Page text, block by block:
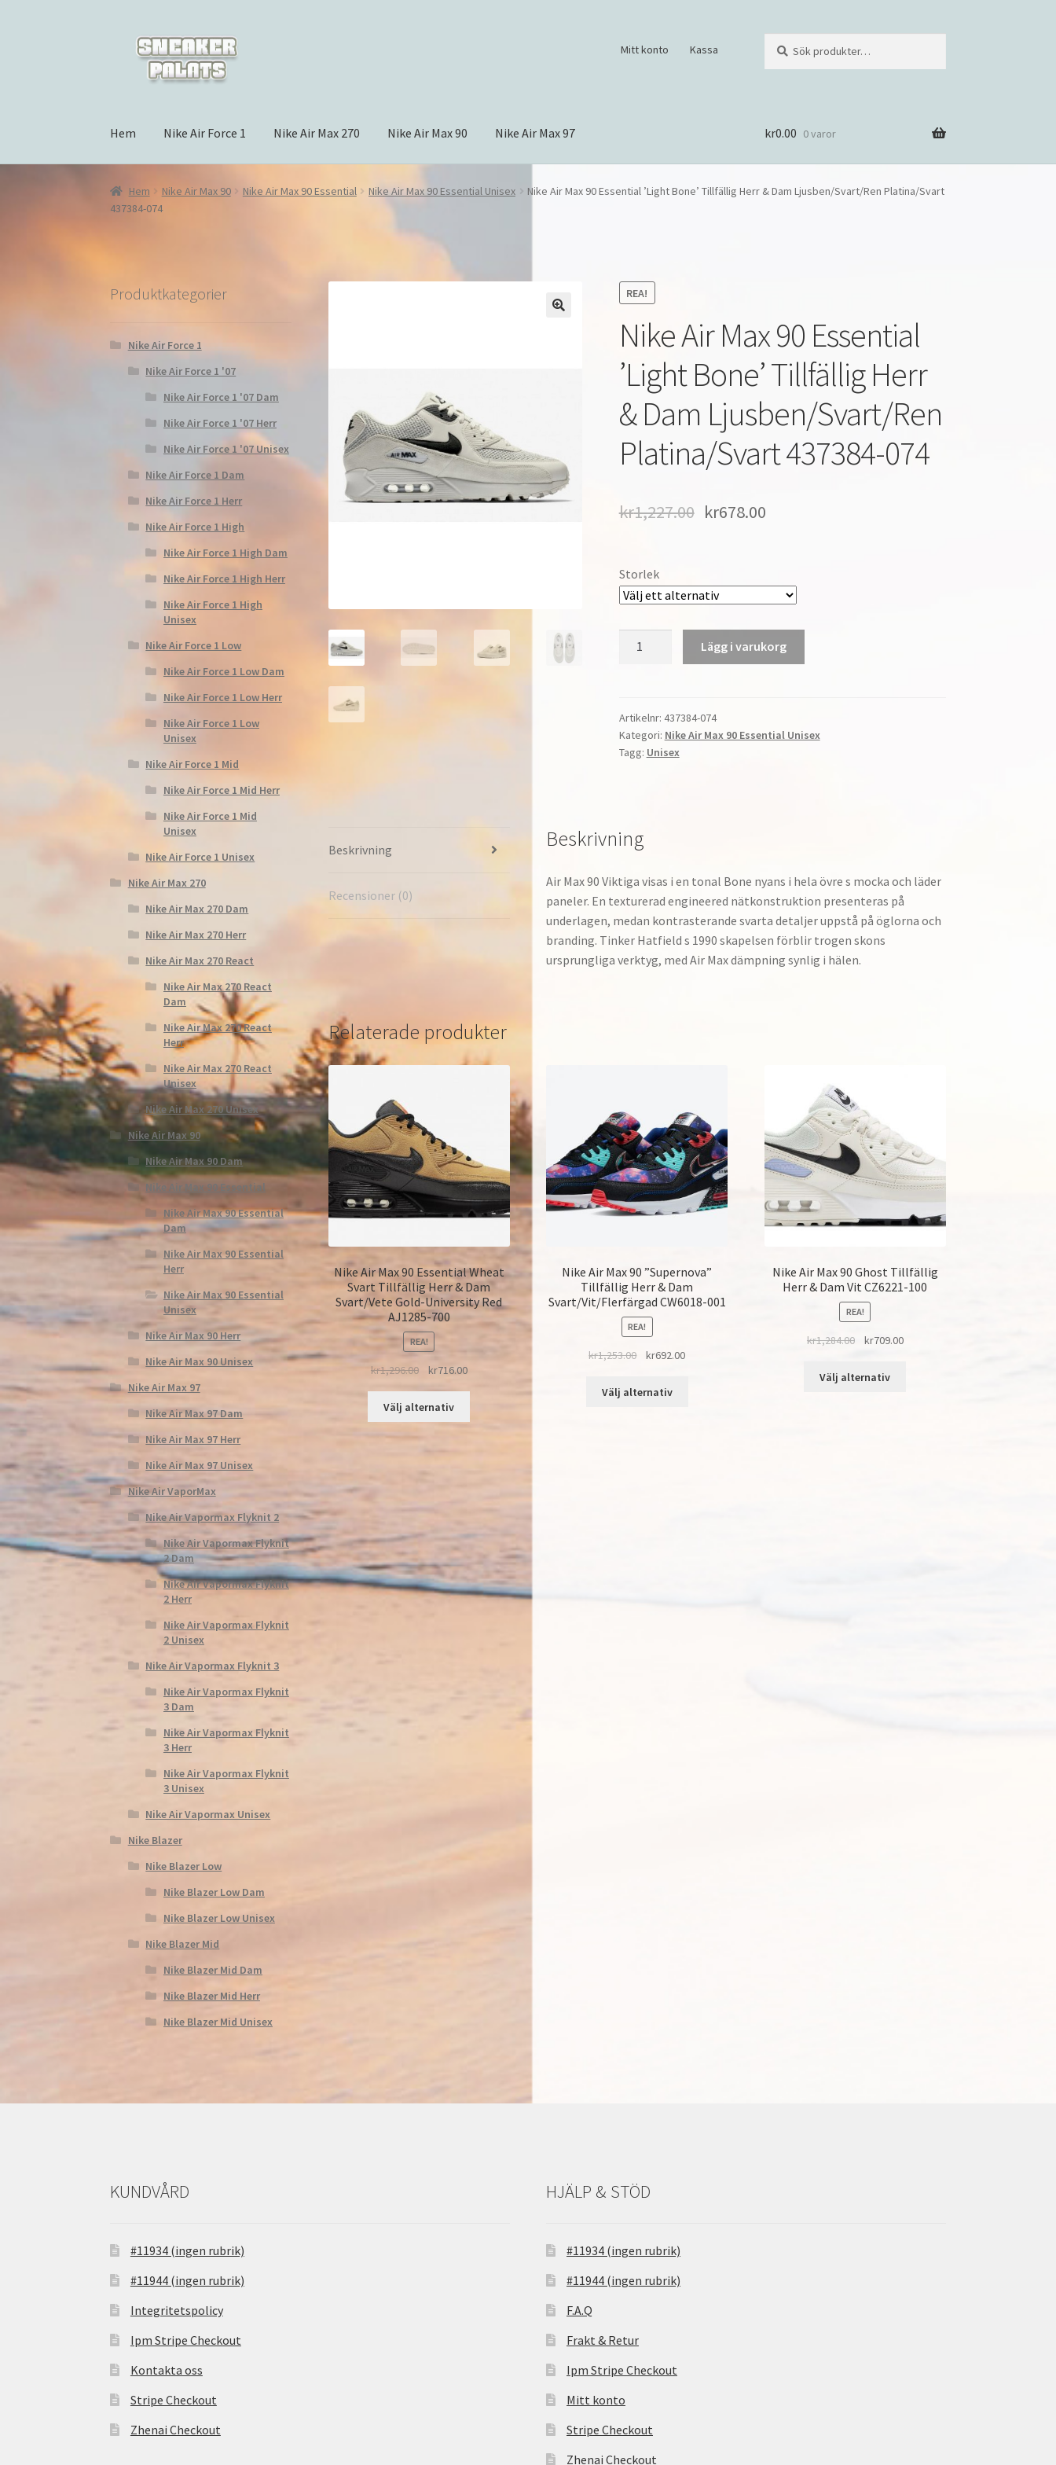
Hoppa
navigering
Hoppa
innehåll
Mitt konto Kassa
efter:
Hem Nike Air Force 1 Nike Air Max 270 Nike Air Max 90 Nike Air Max 97 kr0.00 0 varor
Hem Nike Air Max 90 Nike Air Max 90 Essential Nike Air Max 90 Essential Unisex
Nike Air Max 90 Essential ’Light Bone’ Tillfällig Herr & Dam Ljusben/Svart/Ren Platina/Svart
437384-074
REA!
Nike Air Max 90 Essential
’Light Bone’ Tillfällig Herr
& Dam Ljusben/Svart/Ren
Platina/Svart 437384-074
kr1,227.00 kr678.00
Storlek
Essential
'Light
Bone'
Dam
Ljusben/Svart/Ren
Platina/Svart
437384-
074
mängd
Lägg i varukorg
Artikelnr: 437384-074
Kategori: Nike Air Max 90 Essential Unisex
Tagg: Unisex
Beskrivning
Recensioner (0)
Beskrivning
Air Max 90 Viktiga visas i en tonal Bone nyans i hela övre s mocka och läder
paneler. En texturerad engineered nätkonstruktion presenteras på
underlagen, medan kontrasterande svarta detaljer uppstå på öglorna och
branding. Tinker Hatfield s 1990 skapelsen förblir trogen skons
ursprungliga verktyg, med Air Max dämpning synlig i hälen.
Relaterade produkter
Nike Air Max 90 Essential Wheat
Svart Tillfällig Herr & Dam
Svart/Vete Gold-University Red
AJ1285-700
REA!
kr1,296.00 kr716.00
Välj alternativ
Nike Air Max 90 ”Supernova”
Tillfällig Herr & Dam
Svart/Vit/Flerfärgad CW6018-001
REA!
kr1,253.00 kr692.00
Välj alternativ
Nike Air Max 90 Ghost Tillfällig
Herr & Dam Vit CZ6221-100
REA!
kr1,284.00 kr709.00
Välj alternativ
Produktkategorier
Nike Air Force 1
Nike Air Force 1 '07
Nike Air Force 1 '07 Dam
Nike Air Force 1 '07 Herr
Nike Air Force 1 '07 Unisex
Nike Air Force 1 Dam
Nike Air Force 1 Herr
Nike Air Force 1 High
Nike Air Force 1 High Dam
Nike Air Force 1 High Herr
Nike Air Force 1 High
Unisex
Nike Air Force 1 Low
Nike Air Force 1 Low Dam
Nike Air Force 1 Low Herr
Nike Air Force 1 Low
Unisex
Nike Air Force 1 Mid
Nike Air Force 1 Mid Herr
Nike Air Force 1 Mid
Unisex
Nike Air Force 1 Unisex
Nike Air Max 270
Nike Air Max 270 Dam
Nike Air Max 270 Herr
Nike Air Max 270 React
Nike Air Max 270 React
Dam
Nike Air Max 270 React
Herr
Nike Air Max 270 React
Unisex
Nike Air Max 270 Unisex
Nike Air Max 90
Nike Air Max 90 Dam
Nike Air Max 90 Essential
Nike Air Max 90 Essential
Dam
Nike Air Max 90 Essential
Herr
Nike Air Max 90 Essential
Unisex
Nike Air Max 90 Herr
Nike Air Max 90 Unisex
Nike Air Max 97
Nike Air Max 97 Dam
Nike Air Max 97 Herr
Nike Air Max 97 Unisex
Nike Air VaporMax
Nike Air Vapormax Flyknit 2
Nike Air Vapormax Flyknit
2 Dam
Nike Air Vapormax Flyknit
2 Herr
Nike Air Vapormax Flyknit
2 Unisex
Nike Air Vapormax Flyknit 3
Nike Air Vapormax Flyknit
3 Dam
Nike Air Vapormax Flyknit
3 Herr
Nike Air Vapormax Flyknit
3 Unisex
Nike Air Vapormax Unisex
Nike Blazer
Nike Blazer Low
Nike Blazer Low Dam
Nike Blazer Low Unisex
Nike Blazer Mid
Nike Blazer Mid Dam
Nike Blazer Mid Herr
Nike Blazer Mid Unisex
KUNDVÅRD
#11934 (ingen rubrik)
#11944 (ingen rubrik)
Integritetspolicy
Ipm Stripe Checkout
Kontakta oss
Stripe Checkout
Zhenai Checkout
HJÄLP & STÖD
#11934 (ingen rubrik)
#11944 (ingen rubrik)
F.A.Q
Frakt & Retur
Ipm Stripe Checkout
Mitt konto
Stripe Checkout
Zhenai Checkout